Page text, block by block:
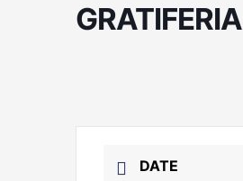
GRATIFERIA
DATE